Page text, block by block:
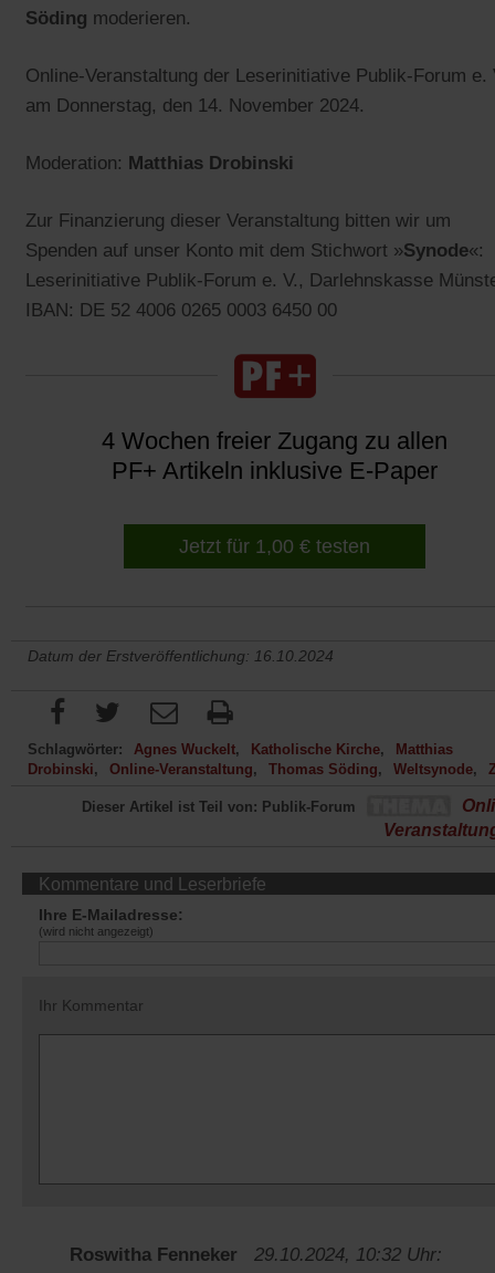
Söding moderieren.
Online-Veranstaltung der Leserinitiative Publik-Forum e.
am Donnerstag, den 14. November 2024.
Moderation: Matthias Drobinski
Zur Finanzierung dieser Veranstaltung bitten wir um
Spenden auf unser Konto mit dem Stichwort »Synode«:
Leserinitiative Publik-Forum e. V., Darlehnskasse
IBAN: DE 52 4006 0265 0003 6450 00
4 Wochen freier Zugang zu allen
PF+ Artikeln inklusive E-Paper
Jetzt für 1,00 € testen
Datum der Erstveröffentlichung: 16.10.2024
Schlagwörter: Agnes Wuckelt Katholische Kirche
Matthias
Drobinski
Online-Veranstaltung Thomas Söding Weltsynode
Dieser Artikel ist Teil von: Publik-Forum
Kommentare und Leserbriefe
Ihre E-Mailadresse:
(wird nicht angezeigt)
Ihr Kommentar
Roswitha Fenneker
29.10.2024, 10:32 Uhr: